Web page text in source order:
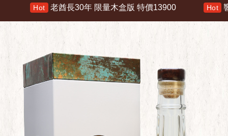
老酋長30年 限量木盒版 特價13900 Hot 響 30年